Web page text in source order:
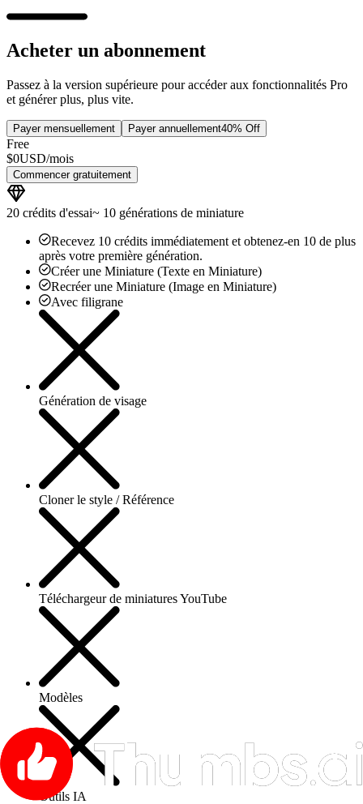
Acheter un abonnement
Passez à la version supérieure pour accéder aux fonctionnalités Pro
et générer plus, plus vite.
Payer mensuellement Payer annuellement40% Off
Free
$0USD/mois
Commencer gratuitement
20 crédits d'essai~ 10 générations de miniature
Recevez 10 crédits immédiatement et obtenez-en 10 de plus
après votre première génération.
Créer une Miniature (Texte en Miniature)
Recréer une Miniature (Image en Miniature)
Avec filigrane
Génération de visage
Cloner le style / Référence
Téléchargeur de miniatures YouTube
Modèles
Outils IA